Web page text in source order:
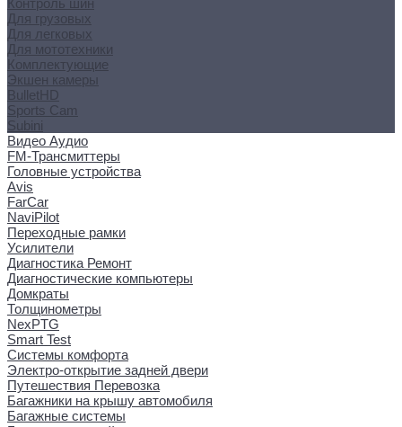
Для грузовых
Для легковых
Для мототехники
Комплектующие
Экшен камеры
BulletHD
Sports Cam
Subini
Видео Аудио
FM-Трансмиттеры
Головные устройства
Avis
FarCar
NaviPilot
Переходные рамки
Усилители
Диагностика Ремонт
Диагностические компьютеры
Домкраты
Толщинометры
NexPTG
Smart Test
Системы комфорта
Электро-открытие задней двери
Путешествия Перевозка
Багажники на крышу автомобиля
Багажные системы